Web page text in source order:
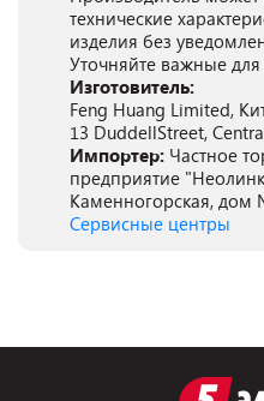
технические
изделия без
Уточняйте важные
Изготовитель:
Feng Huang Limited,
13 DuddellStreet,
Импортер: Частное
предприятие
Каменногорская, дом
Сервисные центры